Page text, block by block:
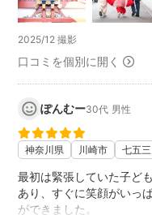
2025/12 撮影
口コミを個別に開く
ぽんむー30代 男性
神奈川県 川崎市 七五三
最初は緊張していた子ど
あり、すぐに笑顔がいっ
ができました。